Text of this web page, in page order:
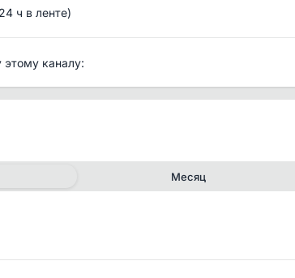
ч в ленте)
каналу:
Месяц